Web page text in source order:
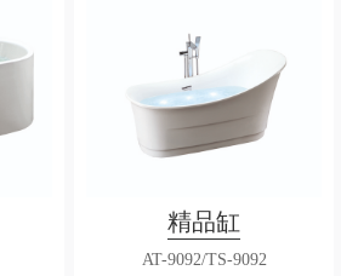
精品缸
AT-9092/TS-9092